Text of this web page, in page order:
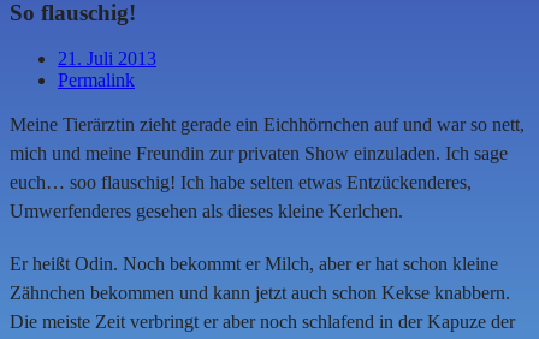
So flauschig!
21. Juli 2013
Permalink
Meine Tierärztin zieht gerade ein Eichhörnchen auf und war so nett,
mich und meine Freundin zur privaten Show einzuladen. Ich sage
euch… soo flauschig! Ich habe selten etwas Entzückenderes,
Umwerfenderes gesehen als dieses kleine Kerlchen.
Er heißt Odin. Noch bekommt er Milch, aber er hat schon kleine
Zähnchen bekommen und kann jetzt auch schon Kekse knabbern.
Die meiste Zeit verbringt er aber noch schlafend in der Kapuze der